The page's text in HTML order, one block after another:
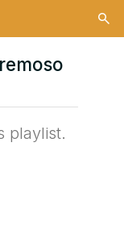
playlist.